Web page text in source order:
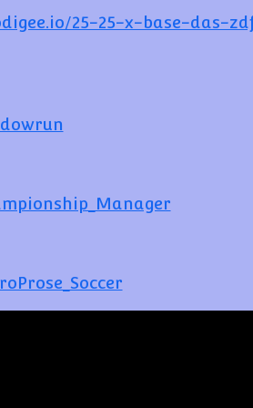
25-25-x-base-das-